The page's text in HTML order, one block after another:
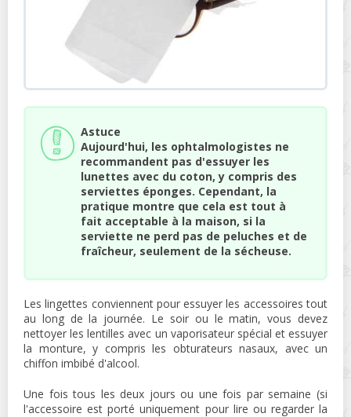
Astuce
Aujourd'hui, les ophtalmologistes ne
recommandent pas d'essuyer les
lunettes avec du coton, y compris des
serviettes éponges. Cependant, la
pratique montre que cela est tout à
fait acceptable à la maison, si la
serviette ne perd pas de peluches et de
fraîcheur, seulement de la sécheuse.
Les lingettes conviennent pour essuyer les accessoires tout
au long de la journée. Le soir ou le matin, vous devez
nettoyer les lentilles avec un vaporisateur spécial et essuyer
la monture, y compris les obturateurs nasaux, avec un
chiffon imbibé d'alcool.
Une fois tous les deux jours ou une fois par semaine (si
l'accessoire est porté uniquement pour lire ou regarder la